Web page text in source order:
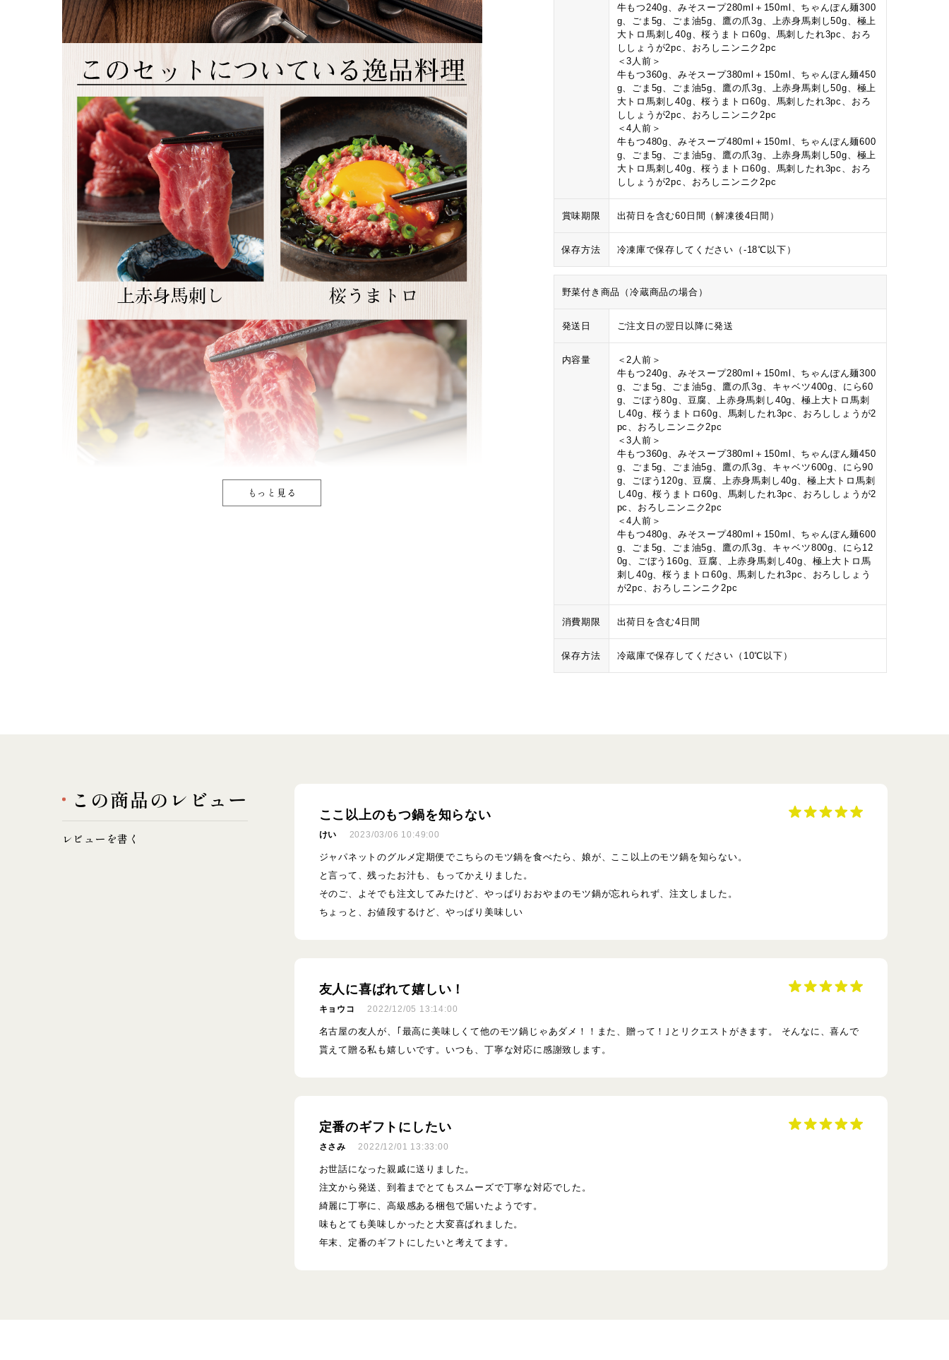
もっと見る
牛もつ240g、みそスープ280ml＋150ml、ちゃんぽん麺300
g、ごま5g、ごま油5g、鷹の爪3g、上赤身馬刺し50g、極上
大トロ馬刺し40g、桜うまトロ60g、馬刺したれ3pc、おろ
ししょうが2pc、おろしニンニク2pc
＜3人前＞
牛もつ360g、みそスープ380ml＋150ml、ちゃんぽん麺450
g、ごま5g、ごま油5g、鷹の爪3g、上赤身馬刺し50g、極上
大トロ馬刺し40g、桜うまトロ60g、馬刺したれ3pc、おろ
ししょうが2pc、おろしニンニク2pc
＜4人前＞
牛もつ480g、みそスープ480ml＋150ml、ちゃんぽん麺600
g、ごま5g、ごま油5g、鷹の爪3g、上赤身馬刺し50g、極上
大トロ馬刺し40g、桜うまトロ60g、馬刺したれ3pc、おろ
ししょうが2pc、おろしニンニク2pc
賞味期限 出荷日を含む60日間（解凍後4日間）
保存方法 冷凍庫で保存してください（-18℃以下）
野菜付き商品（冷蔵商品の場合）
発送日 ご注文日の翌日以降に発送
内容量
＜2人前＞
牛もつ240g、みそスープ280ml＋150ml、ちゃんぽん麺300
g、ごま5g、ごま油5g、鷹の爪3g、キャベツ400g、にら60
g、ごぼう80g、豆腐、上赤身馬刺し40g、極上大トロ馬刺
し40g、桜うまトロ60g、馬刺したれ3pc、おろししょうが2
pc、おろしニンニク2pc
＜3人前＞
牛もつ360g、みそスープ380ml＋150ml、ちゃんぽん麺450
g、ごま5g、ごま油5g、鷹の爪3g、キャベツ600g、にら90
g、ごぼう120g、豆腐、上赤身馬刺し40g、極上大トロ馬刺
し40g、桜うまトロ60g、馬刺したれ3pc、おろししょうが2
pc、おろしニンニク2pc
＜4人前＞
牛もつ480g、みそスープ480ml＋150ml、ちゃんぽん麺600
g、ごま5g、ごま油5g、鷹の爪3g、キャベツ800g、にら12
0g、ごぼう160g、豆腐、上赤身馬刺し40g、極上大トロ馬
刺し40g、桜うまトロ60g、馬刺したれ3pc、おろししょう
が2pc、おろしニンニク2pc
消費期限 出荷日を含む4日間
保存方法 冷蔵庫で保存してください（10℃以下）
この商品のレビュー
レビューを書く
ここ以上のもつ鍋を知らない
けい 2023/03/06 10:49:00
ジャパネットのグルメ定期便でこちらのモツ鍋を食べたら、娘が、ここ以上のモツ鍋を知らない。
と言って、残ったお汁も、もってかえりました。
そのご、よそでも注文してみたけど、やっぱりおおやまのモツ鍋が忘れられず、注文しました。
ちょっと、お値段するけど、やっぱり美味しい
友人に喜ばれて嬉しい！
キョウコ 2022/12/05 13:14:00
名古屋の友人が、｢最高に美味しくて他のモツ鍋じゃあダメ！！また、贈って！｣とリクエストがきます。 そんなに、喜んで
貰えて贈る私も嬉しいです。いつも、丁寧な対応に感謝致します。
定番のギフトにしたい
ささみ 2022/12/01 13:33:00
お世話になった親戚に送りました。
注文から発送、到着までとてもスムーズで丁寧な対応でした。
綺麗に丁寧に、高級感ある梱包で届いたようです。
味もとても美味しかったと大変喜ばれました。
年末、定番のギフトにしたいと考えてます。